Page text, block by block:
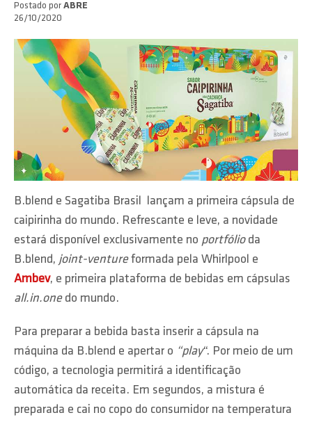
Postado por ABRE
26/10/2020
B.blend e Sagatiba Brasil lançam a primeira cápsula de
caipirinha do mundo. Refrescante e leve, a novidade
estará disponível exclusivamente no portfólioda
B.blend, joint-ventureformada pela Whirlpool e
Ambev, e primeira plataforma de bebidas em cápsulas
all.in.onedo mundo.
Para preparar a bebida basta inserir a cápsula na
máquina da B.blend e apertar o “play“. Por meio de um
código, a tecnologia permitirá a identificação
automática da receita. Em segundos, a mistura é
preparada e cai no copo do consumidor na temperatura